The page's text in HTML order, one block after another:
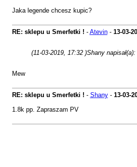
Jaka legende chcesz kupic?
RE: sklepu u Smerfetki ! - Atevin- 13-03-
(11-03-2019, 17:32 )Shany napisał(a):
Mew
RE: sklepu u Smerfetki ! - Shany- 13-03-
1.8k pp. Zapraszam PV